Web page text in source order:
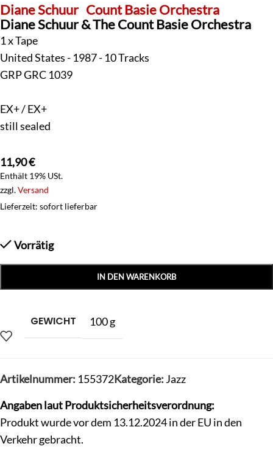
Diane Schuur Count Basie Orchestra
Diane Schuur & The Count Basie Orchestra
1 x Tape
United States - 1987 - 10 Tracks
GRP GRC 1039
EX+ / EX+
still sealed
11,90€
Enthält 19% USt.
zzgl.Versand
Lieferzeit: sofort lieferbar
Vorrätig
IN DEN WARENKORB
GEWICHT 100 g
Artikelnummer: 155372Kategorie: Jazz
Angaben laut Produktsicherheitsverordnung:
Produkt wurde vor dem 13.12.2024 in der EU in den
Verkehr gebracht.